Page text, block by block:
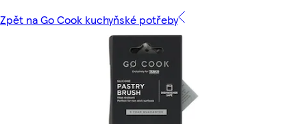
Zpět na Go Cook kuchyňské potřeby